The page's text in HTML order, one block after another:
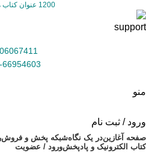
1200 عنوان کتاب منتشرشده
66954603- 021
منو
ورود / ثبت نام
صفحه آغازیندر یک نگاهشبکه پخش و فروش
کتاب الکترونیک و پادپخشورود / عضویت